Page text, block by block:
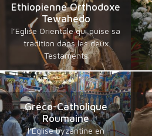
Ethiopienne Orthodoxe
Tewahedo
l’Eglise Orientale qui puise sa
tradition dans les deux
Testaments
Gréco-Catholique
Roumaine
l’Eglise byzantine en